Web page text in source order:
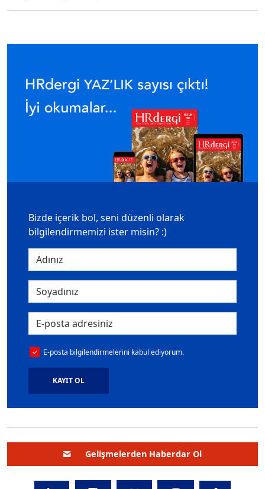
Bizde içerik bol, seni düzenli olarak
bilgilendirmemizi ister misin? :)
E-posta bilgilendirmelerini kabul ediyorum.
KAYIT OL
Gelişmelerden Haberdar Ol